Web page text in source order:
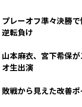
プレーオフ準々決勝
逆転負け
山本麻衣、宮下希保
オ生出演
敗戦から見えた改善ポ